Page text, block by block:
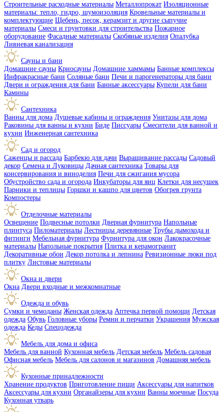
Строительные расходные материалы Металлопрокат Изоляционные
материалы: тепло, гидро, шумоизоляция Кровельные материалы и
комплектующие Щебень, песок, керамзит и другие сыпучие
материалы Смеси и грунтовки для строительства Пожарное
оборудование Фасадные материалы Скобяные изделия Опалубка
Ливневая канализация
Сауны и бани
Домашние сауны Криосауны Домашние хаммамы Банные комплексы
Инфракрасные бани Соляные бани Печи и парогенераторы для бани
Двери и ограждения для бани Банные аксессуары Купели для бани
Камины
Сантехника
Ванны для дома Душевые кабины и ограждения Унитазы для дома
Раковины для ванны и кухни Биде Писсуары Смесители для ванной и
кухни Инженерная сантехника
Сад и огород
Саженцы и рассада Барбекю для дачи Выращивание рассады Садовый
декор Семена и Луковицы Дачная сантехника Товары для
консервирования и виноделия Печи для сжигания мусора
Обустройство сада и огорода Инкубаторы для яиц Клетки для несушек
Парники и теплицы Горшки и кашпо для цветов Обогрев грунта
Компостеры
Отделочные материалы
Освещение Подвесные потолки Дверная фурнитура Напольные
плинтуса Пиломатериалы Лестницы деревянные Трубы дымохода и
фитинги Мебельная фурнитура Фурнитура для окон Лакокрасочные
материалы Напольные покрытия Плитка и керамогранит
Декоративные обои Декор потолка и лепнина Ревизионные люки под
плитку Листовые материалы
Окна и двери
Окна Двери входные и межкомнатные
Одежда и обувь
Сумки и чемоданы Женская одежда Аптечка первой помощи Детская
одежда Обувь Головные уборы Ремни и перчатки Украшения Мужская
одежда Кеды Спецодежда
Мебель для дома и офиса
Мебель для ванной Кухонная мебель Детская мебель Мебель садовая
Офисная мебель Мебель для салонов и магазинов Домашняя мебель
Кухонные принадлежности
Хранение продуктов Приготовление пищи Аксессуары для напитков
Аксессуары для кухни Органайзеры для кухни Ванны моечные Посуда
Кухонная утварь